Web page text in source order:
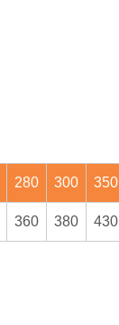
280 300 350
360 380 430